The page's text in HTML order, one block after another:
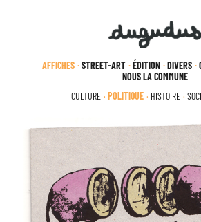
AFFICHES STREET-ART ÉDITION DIVERS
NOUS LA COMMUNE
CULTURE POLITIQUE HISTOIRE